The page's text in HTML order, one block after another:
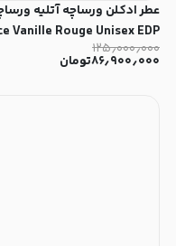
عطر ادکلن ورساچه آتلیه
Vanille Rouge Unisex EDP
۱۲۵٫۰۰۰٫۰۰۰
۸۶٫۹۰۰٫۰۰۰تومان